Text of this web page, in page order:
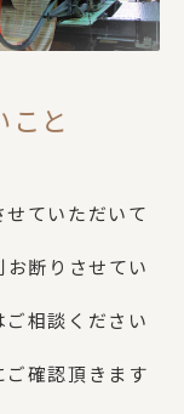
こと
ていただいて
断りさせてい
相談ください
確認頂きます